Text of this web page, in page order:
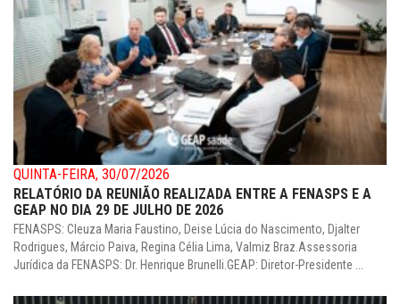
QUINTA-FEIRA, 30/07/2026
RELATÓRIO DA REUNIÃO REALIZADA ENTRE A FENASPS E A
GEAP NO DIA 29 DE JULHO DE 2026
FENASPS: Cleuza Maria Faustino, Deise Lúcia do Nascimento, Djalter
Rodrigues, Márcio Paiva, Regina Célia Lima, Valmiz Braz.Assessoria
Jurídica da FENASPS: Dr. Henrique Brunelli.GEAP: Diretor-Presidente ...